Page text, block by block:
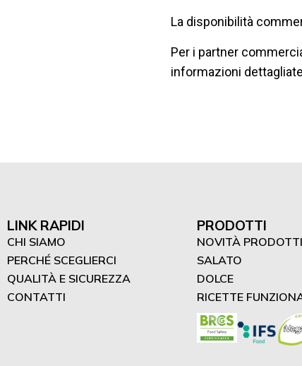
La disponibilità
Per i partner
informazioni
LINK RAPIDI
CHI SIAMO
PERCHÉ SCEGLIERCI
QUALITÀ E SICUREZZA
CONTATTI
PRODOTTI
NOVITÀ PRODOTTI
SALATO
DOLCE
RICETTE